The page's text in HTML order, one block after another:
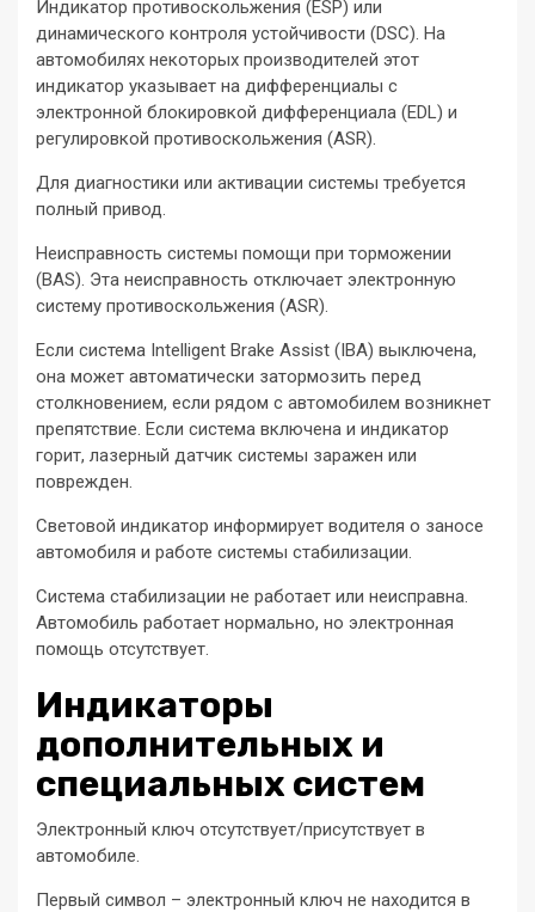
Индикатор противоскольжения (ESP) или
динамического контроля устойчивости (DSC). На
автомобилях некоторых производителей этот
индикатор указывает на дифференциалы с
электронной блокировкой дифференциала (EDL) и
регулировкой противоскольжения (ASR).
Для диагностики или активации системы требуется
полный привод.
Неисправность системы помощи при торможении
(BAS). Эта неисправность отключает электронную
систему противоскольжения (ASR).
Если система Intelligent Brake Assist (IBA) выключена,
она может автоматически затормозить перед
столкновением, если рядом с автомобилем возникнет
препятствие. Если система включена и индикатор
горит, лазерный датчик системы заражен или
поврежден.
Световой индикатор информирует водителя о заносе
автомобиля и работе системы стабилизации.
Система стабилизации не работает или неисправна.
Автомобиль работает нормально, но электронная
помощь отсутствует.
Индикаторы
дополнительных и
специальных систем
Электронный ключ отсутствует/присутствует в
автомобиле.
Первый символ – электронный ключ не находится в